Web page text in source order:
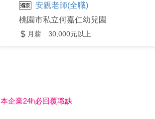
安親老師(全職)
桃園市私立何嘉仁幼兒園
月薪 30,000元以上
本企業24h必回覆職缺